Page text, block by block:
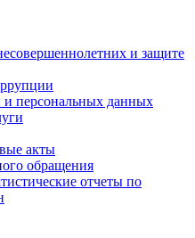
и защите
персональных данных
акты
обращения
отчеты по